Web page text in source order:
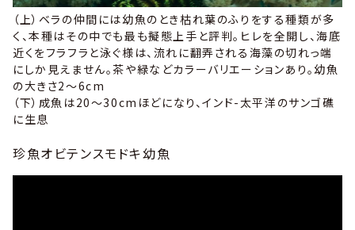
（ 上）ベラの仲間には幼魚のとき枯れ葉のふりをする種類が多
く、本種はその中でも最も擬態上手と評判。ヒレを全開し、海底
近くをフラフラと泳ぐ様は、流れに翻弄される海藻の切れっ端
にしか見えません。茶や緑などカラーバリエーションあり。幼魚
の大きさ2～6cm
（下）成魚は20～30cmほどになり、インド-太平洋のサンゴ礁
に生息
珍魚オビテンスモドキ幼魚